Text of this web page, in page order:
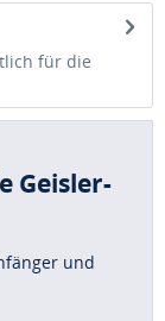
für die
Geisler-
und